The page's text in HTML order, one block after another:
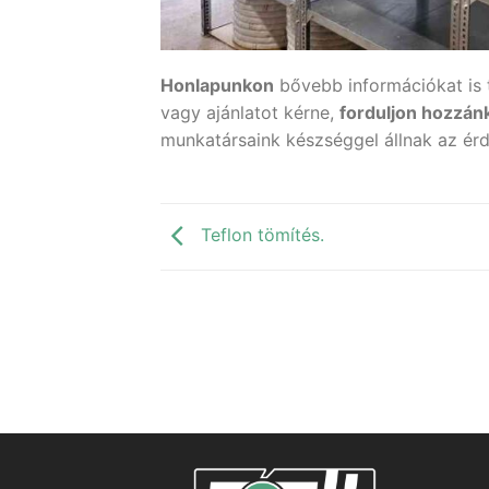
Honlapunkon bővebb információkat is
vagy ajánlatot kérne, forduljon
munkatársaink készséggel állnak az
Teflon tömítés.